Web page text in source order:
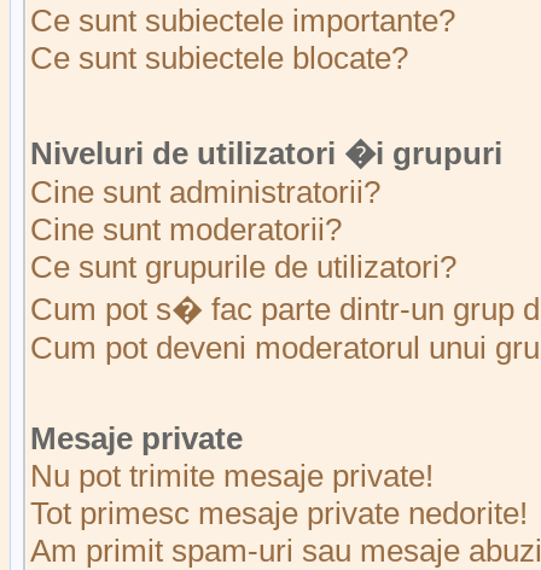
Ce sunt subiectele importante?
Ce sunt subiectele blocate?
Niveluri de utilizatori �i grupuri
Cine sunt administratorii?
Cine sunt moderatorii?
Ce sunt grupurile de utilizatori?
Cum pot s� fac parte dintr-un grup
Cum pot deveni moderatorul unui
Mesaje private
Nu pot trimite mesaje private!
Tot primesc mesaje private nedorite!
Am primit spam-uri sau mesaje